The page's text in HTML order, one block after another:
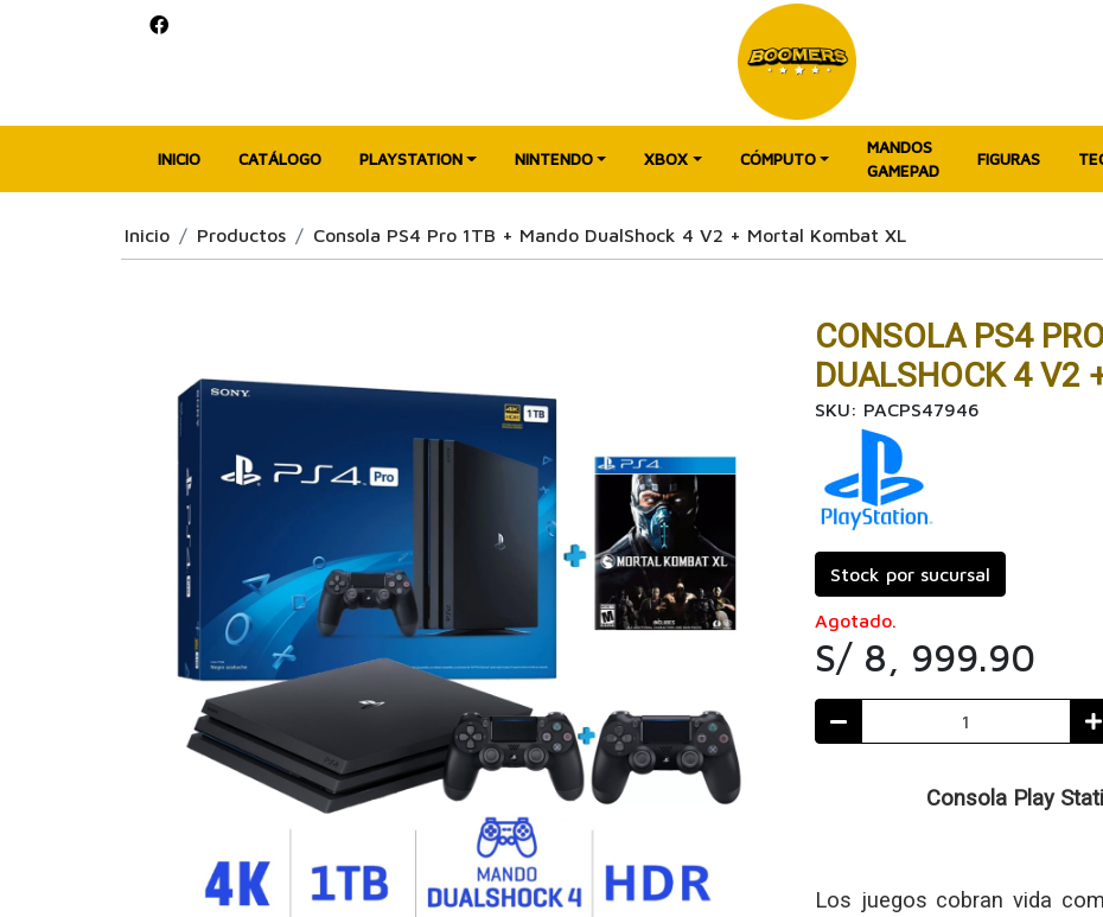
INICIO CATÁLOGO PLAYSTATION NINTENDO XBOX CÓMPUTO
MANDOS
GAMEPAD
FIGURAS
Inicio Productos Consola PS4 Pro 1TB + Mando DualShock 4 V2 + Mortal Kombat XL
CONSOLA PS4
DUALSHOCK 4 V2
SKU: PACPS47946
Stock por sucursal
Agotado.
S/ 8, 999.90
Consola Play
Los juegos cobran vida